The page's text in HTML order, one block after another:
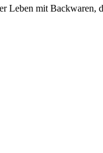
mit Backwaren,